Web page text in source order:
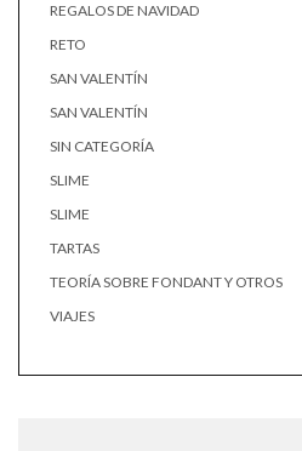
REGALOS DE NAVIDAD
RETO
SAN VALENTÍN
SAN VALENTÍN
SIN CATEGORÍA
SLIME
SLIME
TARTAS
TEORÍA SOBRE FONDANT Y OTROS
VIAJES